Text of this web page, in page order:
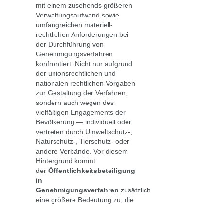
mit einem zusehends größeren
Verwaltungsaufwand sowie
umfangreichen materiell-
rechtlichen Anforderungen bei
der Durchführung von
Genehmigungsverfahren
konfrontiert. Nicht nur aufgrund
der unionsrechtlichen und
nationalen rechtlichen Vorgaben
zur Gestaltung der Verfahren,
sondern auch wegen des
vielfältigen Engagements der
Bevölkerung — individuell oder
vertreten durch Umweltschutz-,
Naturschutz-, Tierschutz- oder
andere Verbände. Vor diesem
Hintergrund kommt
der Öffentlichkeitsbeteiligung
in
Genehmigungsverfahren zusätzlich
eine größere Bedeutung zu, die